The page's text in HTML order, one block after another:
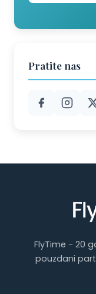
Pratite nas
FlyTime - 20
pouzdani